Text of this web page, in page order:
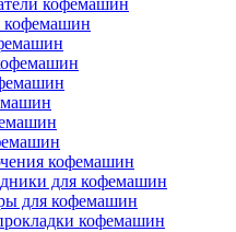
кофемашин
кофемашин
для кофемашин
для кофемашин
кофемашин